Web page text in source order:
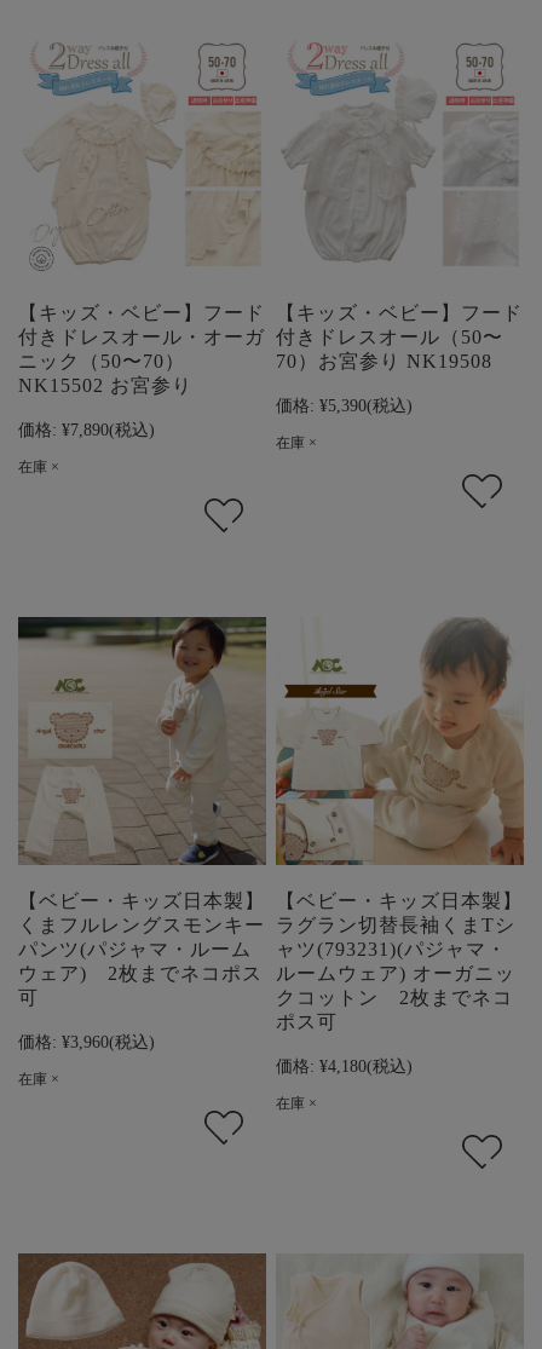
【キッズ・ベビー】フード
付きドレスオール・オーガ
ニック（50〜70）
NK15502 お宮参り
価格: ¥7,890(税込)
在庫 ×
【キッズ・ベビー】フード
付きドレスオール（50〜
70）お宮参り NK19508
価格: ¥5,390(税込)
在庫 ×
【ベビー・キッズ日本製】
くまフルレングスモンキー
パンツ(パジャマ・ルーム
ウェア) 2枚までネコポス
可
価格: ¥3,960(税込)
在庫 ×
【ベビー・キッズ日本製】
ラグラン切替長袖くまTシ
ャツ(793231)(パジャマ・
ルームウェア) オーガニッ
クコットン 2枚までネコ
ポス可
価格: ¥4,180(税込)
在庫 ×